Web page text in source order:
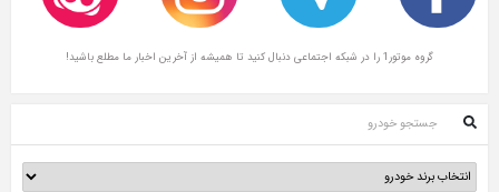
گروه موتور1 را در شبکه اجتماعی دنبال کنید تا همیشه از آخرین اخبار ما مطلع باشید!
جستجو خودرو